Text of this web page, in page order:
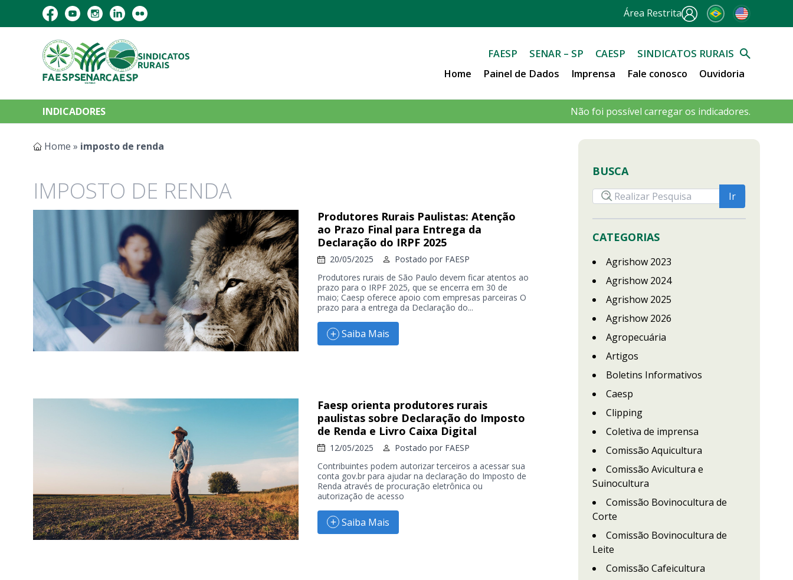
Área Restrita
FAESP SENAR – SP CAESP
SINDICATOS RURAIS
Home
Painel de Dados Imprensa Fale conosco Ouvidoria
INDICADORES Não foi possível carregar os indicadores.
Home » imposto de renda
IMPOSTO DE RENDA
Produtores Rurais Paulistas: Atenção
ao Prazo Final para Entrega da
Declaração do IRPF 2025
20/05/2025 Postado por FAESP
Produtores rurais de São Paulo devem ficar atentos ao
prazo para o IRPF 2025, que se encerra em 30 de
maio; Caesp oferece apoio com empresas parceiras O
prazo para a entrega da Declaração do...
Saiba Mais
Faesp orienta produtores rurais
paulistas sobre Declaração do Imposto
de Renda e Livro Caixa Digital
12/05/2025 Postado por FAESP
Contribuintes podem autorizar terceiros a acessar sua
conta gov.br para ajudar na declaração do Imposto de
Renda através de procuração eletrônica ou
autorização de acesso
Saiba Mais
BUSCA
CATEGORIAS
Agrishow 2023
Agrishow 2024
Agrishow 2025
Agrishow 2026
Agropecuária
Artigos
Boletins Informativos
Caesp
Clipping
Coletiva de imprensa
Comissão Aquicultura
Comissão Avicultura e
Suinocultura
Comissão Bovinocultura de
Corte
Comissão Bovinocultura de
Leite
Comissão Cafeicultura